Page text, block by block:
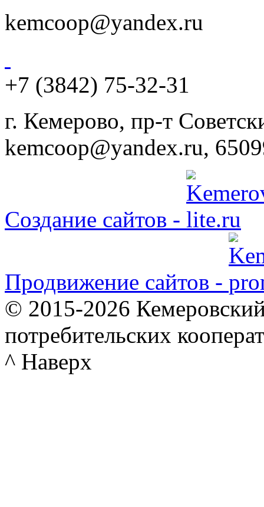
kemcoop@yandex.ru
+7 (3842) 75-32-31
г. Кемерово, пр-т
kemcoop@yandex.ru,
Создание сайтов -
Продвижение сайтов -
© 2015-2026
потребительских
^ Наверх